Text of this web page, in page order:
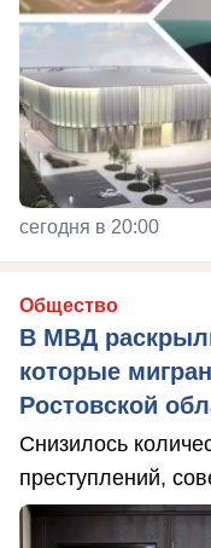
сегодня в 20:00
Общество
В МВД
которые
Ростовской
Снизилось
преступлений,